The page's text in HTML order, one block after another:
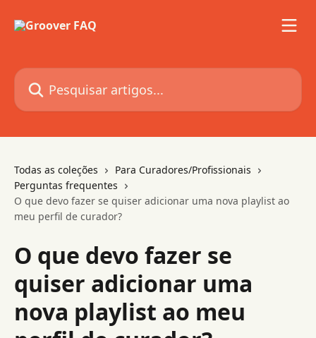
Pesquisar artigos...
Todas as coleções
Para Curadores/Profissionais
Perguntas frequentes
O que devo fazer se quiser adicionar uma nova playlist ao
meu perfil de curador?
O que devo fazer se
quiser adicionar uma
nova playlist ao meu